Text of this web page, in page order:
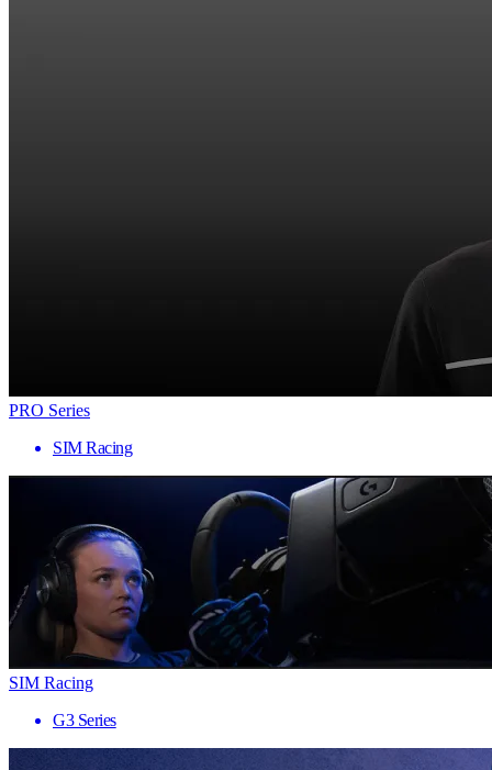
PRO Series
SIM Racing
SIM Racing
G3 Series